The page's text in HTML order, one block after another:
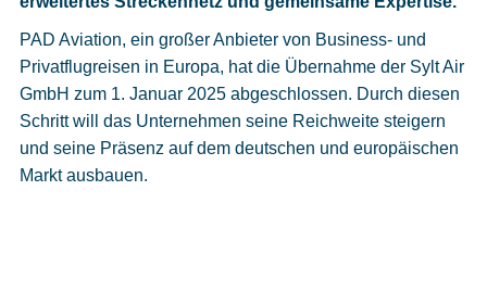
Cookies
Datenschutzeinstellungen
PAD Aviation, ein großer Anbieter von Business- und
Privatflugreisen in Europa, hat die Übernahme der Sylt Air
GmbH zum 1. Januar 2025 abgeschlossen. Durch diesen
Schritt will das Unternehmen seine Reichweite steigern
und seine Präsenz auf dem deutschen und europäischen
Markt ausbauen.